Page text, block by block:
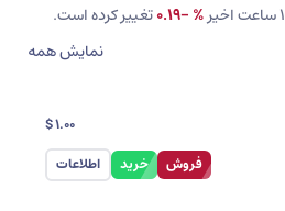
% -0.19
تغییر کرده است.
نمایش همه
1.00
$
اطلاعات
خرید فروش